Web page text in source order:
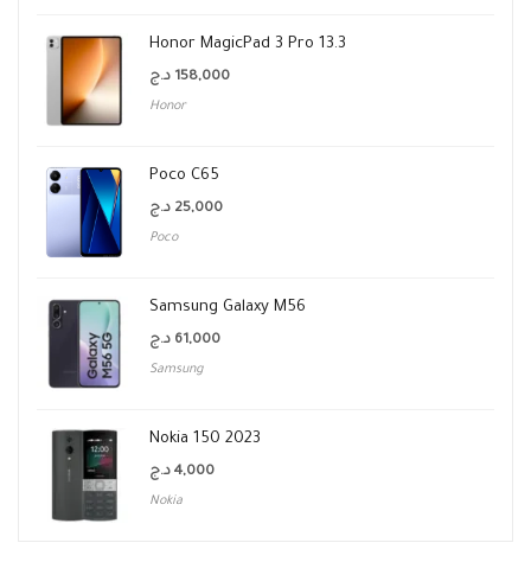
Honor MagicPad 3 Pro 13.3
158,000 د.ج
Honor
Poco C65
25,000 د.ج
Poco
Samsung Galaxy M56
61,000 د.ج
Samsung
Nokia 150 2023
4,000 د.ج
Nokia